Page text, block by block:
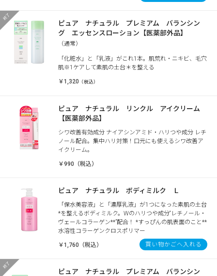
ピュア ナチュラル プレミアム バランシン
グ エッセンスローション【医薬部外品】
（通常）
「化粧水」と「乳液」がこれ1本。肌荒れ・ニキビ、毛穴
肌※1ケアして素肌の土台＊を整える
￥1,320 （税込）
ピュア ナチュラル リンクル アイクリーム
【医薬部外品】
シワ改善有効成分 ナイアシンアミド・ハリつや成分 レチ
ノール配合。集中ハリ対策！口元にも使えるシワ改善ア
イクリーム。
￥990（税込）
ピュア ナチュラル ボディミルク Ｌ
「保水美容液」と「濃厚乳液」が1つになった素肌の土台
*を整えるボディミルク。Wのハリつや成分“レチノール・
ヴェールコラーゲン**”配合！ *すっぴんの肌表面のこと**
水溶性コラーゲンクロスポリマー
￥1,760（税込） 買い物かごへ入れる
ピュア ナチュラル プレミアム バランシン